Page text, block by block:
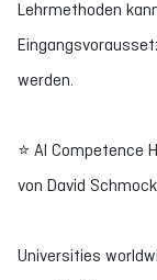
Lehrmethoden
werden.
⭐ AI Competence
von David
Universities